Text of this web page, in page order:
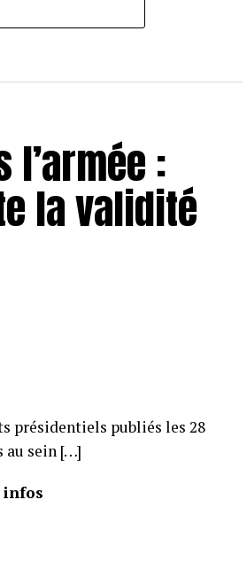
:
la validité
présidentiels publiés les 28
au sein […]
infos